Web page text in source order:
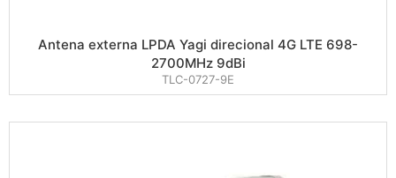
Antena externa LPDA Yagi direcional 4G LTE 698-
2700MHz 9dBi
TLC-0727-9E